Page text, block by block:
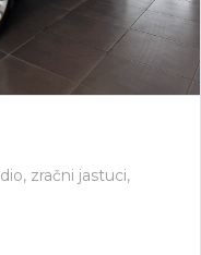
zračni jastuci,